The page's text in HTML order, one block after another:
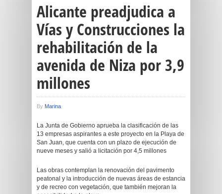
Alicante preadjudica a
Vías y Construcciones la
rehabilitación de la
avenida de Niza por 3,9
millones
By Marina
La Junta de Gobierno aprueba la clasificación de las
13 empresas aspirantes a este proyecto en la Playa de
San Juan, que cuenta con un plazo de ejecución de
nueve meses y salió a licitación por 4,5 millones
Las obras contemplan la renovación del pavimento
peatonal y la introducción de nuevas áreas de estancia
y de recreo con vegetación, que también mejoran la